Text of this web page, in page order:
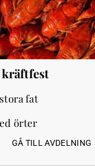
fat
örter
GÅ TILL AVDELNING